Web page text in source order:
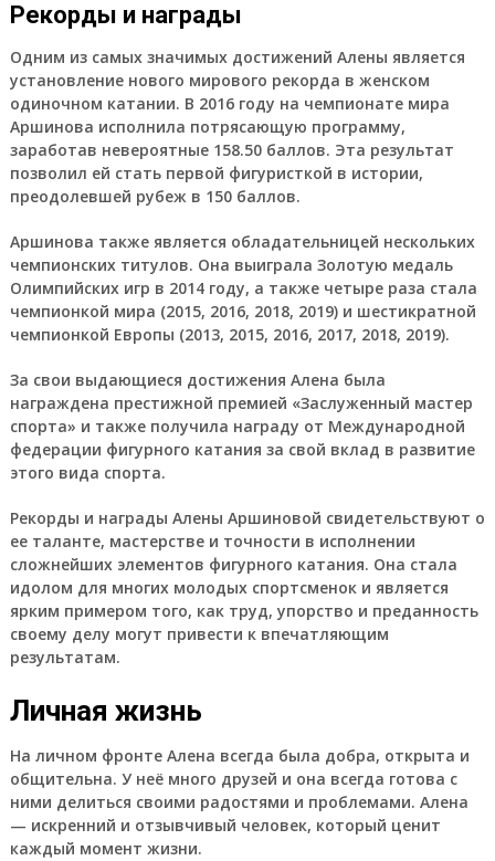
Рекорды и награды
Одним из самых значимых достижений Алены является
установление нового мирового рекорда в женском
одиночном катании. В 2016 году на чемпионате мира
Аршинова исполнила потрясающую программу,
заработав невероятные 158.50 баллов. Эта результат
позволил ей стать первой фигуристкой в истории,
преодолевшей рубеж в 150 баллов.
Аршинова также является обладательницей нескольких
чемпионских титулов. Она выиграла Золотую медаль
Олимпийских игр в 2014 году, а также четыре раза стала
чемпионкой мира (2015, 2016, 2018, 2019) и шестикратной
чемпионкой Европы (2013, 2015, 2016, 2017, 2018, 2019).
За свои выдающиеся достижения Алена была
награждена престижной премией «Заслуженный мастер
спорта» и также получила награду от Международной
федерации фигурного катания за свой вклад в развитие
этого вида спорта.
Рекорды и награды Алены Аршиновой свидетельствуют о
ее таланте, мастерстве и точности в исполнении
сложнейших элементов фигурного катания. Она стала
идолом для многих молодых спортсменок и является
ярким примером того, как труд, упорство и преданность
своему делу могут привести к впечатляющим
результатам.
Личная жизнь
На личном фронте Алена всегда была добра, открыта и
общительна. У неё много друзей и она всегда готова с
ними делиться своими радостями и проблемами. Алена
— искренний и отзывчивый человек, который ценит
каждый момент жизни.